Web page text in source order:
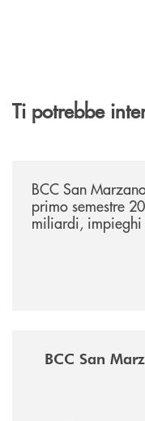
Ti potrebbe
BCC San
primo semestre
miliardi, impieghi
BCC San